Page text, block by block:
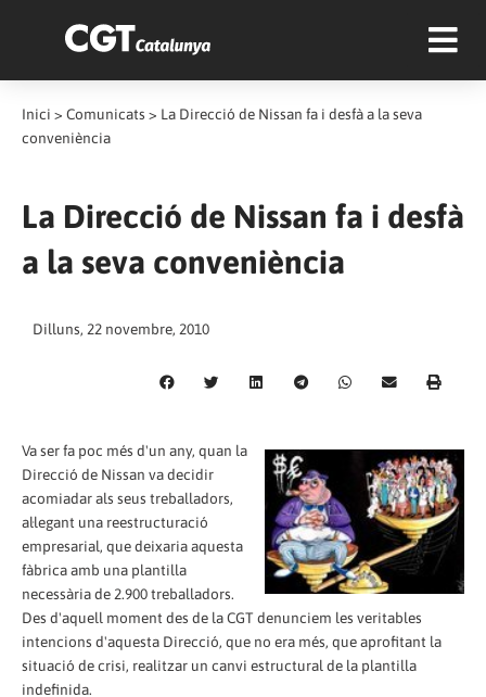
Inici > Comunicats > La Direcció de Nissan fa i desfà a la seva
conveniència
La Direcció de Nissan fa i desfà
a la seva conveniència
Dilluns, 22 novembre, 2010
Va ser fa poc més d'un any, quan la
Direcció de Nissan va decidir
acomiadar als seus treballadors,
al·legant una reestructuració
empresarial, que deixaria aquesta
fàbrica amb una plantilla
necessària de 2.900 treballadors.
Des d'aquell moment des de la CGT denunciem les veritables
intencions d'aquesta Direcció, que no era més, que aprofitant la
situació de crisi, realitzar un canvi estructural de la plantilla
indefinida.